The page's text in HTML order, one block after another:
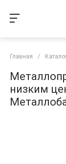
Главная /
низким